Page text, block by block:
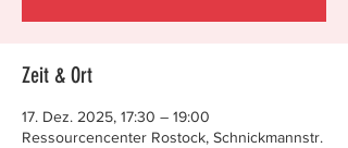
Zeit & Ort
17. Dez. 2025, 17:30 – 19:00
Ressourcencenter Rostock, Schnickmannstr.